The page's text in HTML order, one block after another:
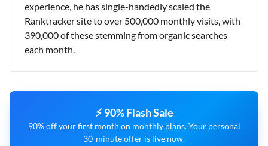
experience, he has single-handedly scaled the
Ranktracker site to over 500,000 monthly visits, with
390,000 of these stemming from organic searches
each month.
⚡ 90% Flash Sale
90% off your first month on monthly plans. Your personal
30-minute offer is live now.